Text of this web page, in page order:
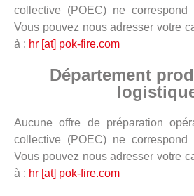
collective (POEC) ne
Vous pouvez nous adresser votre
à : hr [at] pok-fire.com
Département
Aucune offre de préparation
collective (POEC) ne
Vous pouvez nous adresser votre
à : hr [at] pok-fire.com